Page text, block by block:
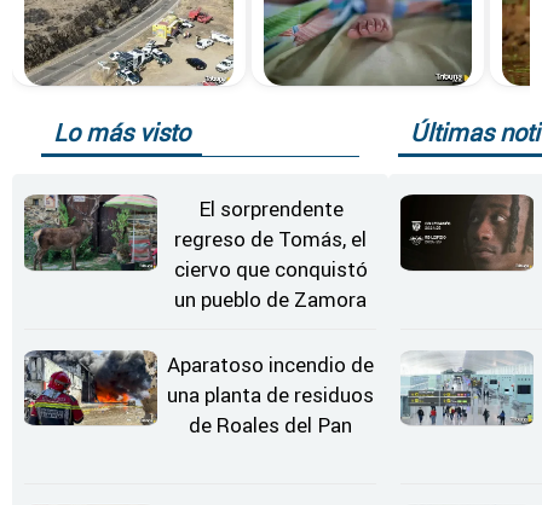
Lo más visto
El sorprendente
regreso de Tomás, el
ciervo que conquistó
un pueblo de Zamora
Aparatoso incendio de
una planta de residuos
de Roales del Pan
Últimas